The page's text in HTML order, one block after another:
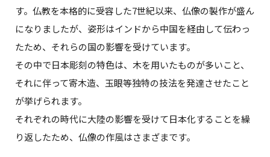
す。仏教を本格的に受容した7世紀以来、仏像の製作が盛ん
になりましたが、姿形はインドから中国を経由して伝わっ
たため、それらの国の影響を受けています。
その中で日本彫刻の特色は、木を用いたものが多いこと、
それに伴って寄木造、玉眼等独特の技法を発達させたこと
が挙げられます。
それぞれの時代に大陸の影響を受けて日本化することを繰
り返したため、仏像の作風はさまざまです。